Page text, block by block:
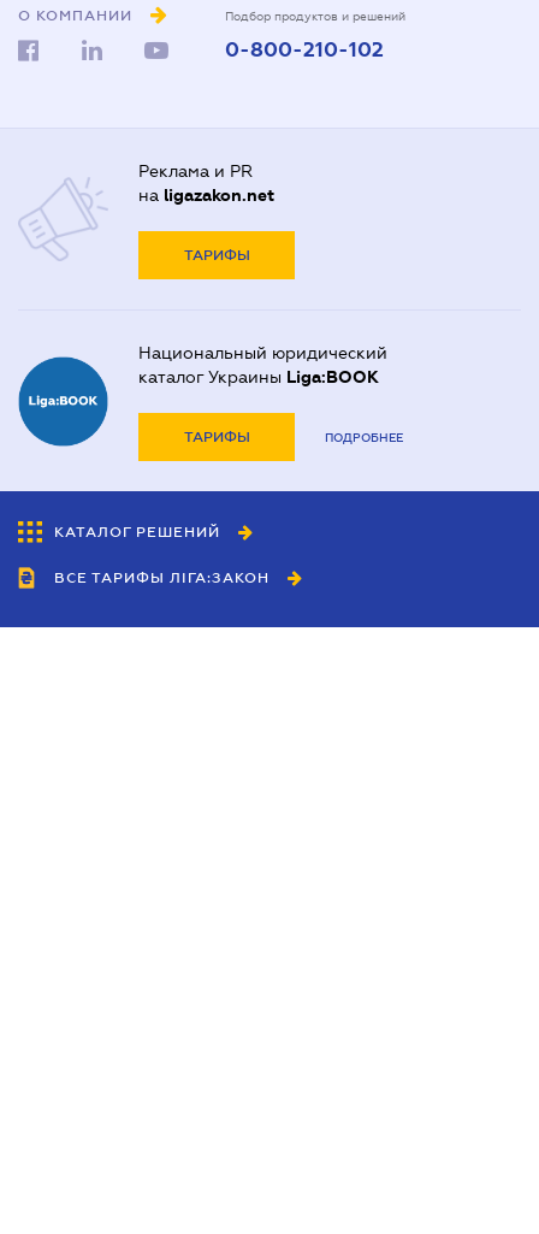
О КОМПАНИИ Подбор продуктов и решений
0-800-210-102
Реклама и PR
на ligazakon.net
ТАРИФЫ
Национальный юридический
каталог Украины Liga:BOOK
ТАРИФЫ ПОДРОБНЕЕ
КАТАЛОГ РЕШЕНИЙ
ВСЕ ТАРИФЫ ЛІГА:ЗАКОН